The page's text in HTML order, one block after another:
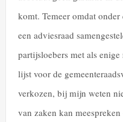
komt. Temeer omdat
een adviesraad
partijsloebers met als
lijst voor de
verkozen, bij mijn weten
van zaken kan